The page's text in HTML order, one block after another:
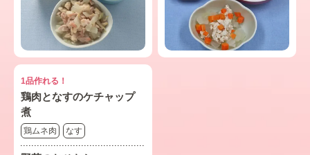
1品作れる！
鶏肉となすのケチャップ
煮
鶏ムネ肉 なす